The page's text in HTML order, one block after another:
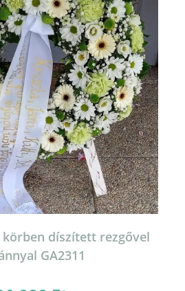
díszített rezgővel
GA2311